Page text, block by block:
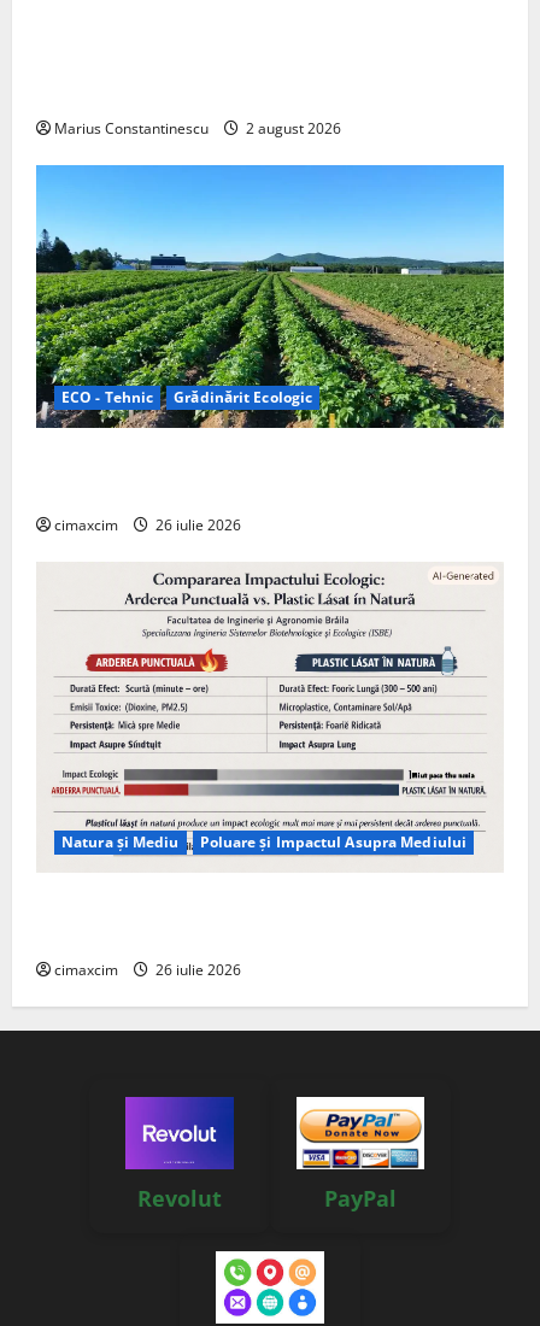
Marius Constantinescu 2 august 2026
ECO - Tehnic Grădinărit Ecologic
cimaxcim 26 iulie 2026
Natura și Mediu Poluare și Impactul Asupra Mediului
cimaxcim 26 iulie 2026
Revolut PayPal